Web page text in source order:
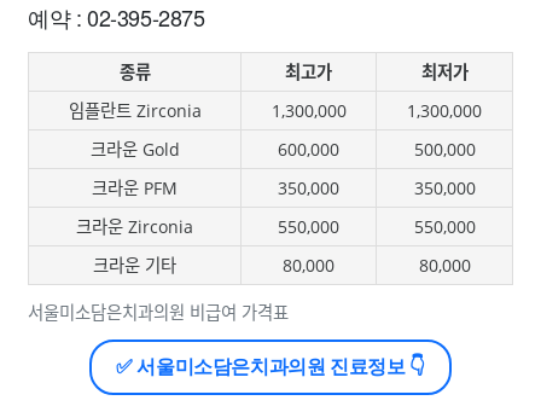
예약 : 02-395-2875
서울미소담은치과의원 비급여 가격표
종류 최고가
최저가
임플란트 Zirconia
1,300,000
1,300,000
크라운 Gold
600,000
500,000
크라운 PFM
350,000
350,000
크라운 Zirconia
550,000
550,000
크라운 기타
80,000 80,000
✅ 서울미소담은치과의원 진료정보 👇